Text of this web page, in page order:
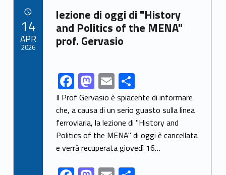
b
o
o
d
o
n
l e
Link identifier archive #link-archive-42386
lezione di oggi di "History
and Politics of the MENA"
prof. Gervasio
Link identifier share facebook archive #share-link-archive-44256F
ac
e
b
o
o
M
as
to
d
o
n
E
m
ai
l
S
h
ar
e
Il Prof Gervasio è spiacente di informare
che, a causa di un serio guasto sulla linea
ferroviaria, la lezione di "History and
Politics of the MENA" di oggi è cancellata
e verrà recuperata giovedì 16…
14
APR
2026